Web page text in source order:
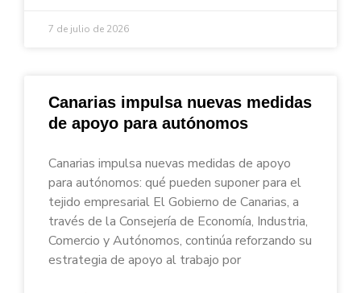
7 de julio de 2026
Canarias impulsa nuevas medidas
de apoyo para autónomos
Canarias impulsa nuevas medidas de apoyo
para autónomos: qué pueden suponer para el
tejido empresarial El Gobierno de Canarias, a
través de la Consejería de Economía, Industria,
Comercio y Autónomos, continúa reforzando su
estrategia de apoyo al trabajo por